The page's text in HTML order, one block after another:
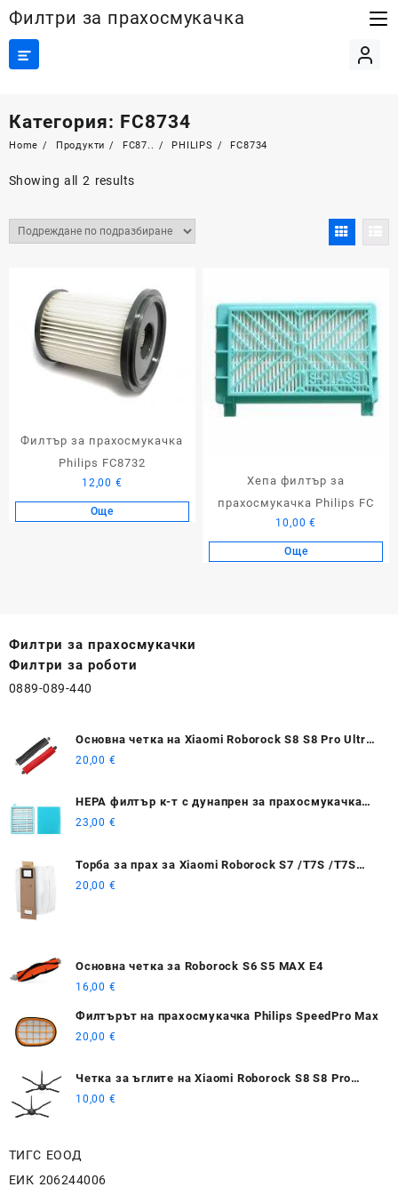
Skip
content
Филтри за прахосмукачка
Категория: FC8734
Home Продукти FC87.. PHILIPS FC8734
Showing all 2 results
Филтър за прахосмукачка
Philips FC8732
12,00 €
Още
Хепа филтър за
прахосмукачка Philips FC
10,00€
Още
Филтри за прахосмукачки
Филтри за роботи
0889-089-440
Основна четка на Xiaomi Roborock S8 S8 Pro Ultra
S8+
20,00 €
HEPA филтър к-т с дунапрен за прахосмукачка
PHILIPS FC8470/ FC8630 / FC9520
23,00 €
Торбa за прах за Xiaomi Roborock S7 /T7S /T7S
plus
20,00 €
Основна четка за Roborock S6 S5 MAX E4
16,00 €
Филтърът на прахосмукачка Philips SpeedPro Max
20,00 €
Четка за ъглите на Xiaomi Roborock S8 S8 Pro
Ultra S8+ 2 бр - черна
10,00 €
ТИГС ЕООД
ЕИК 206244006